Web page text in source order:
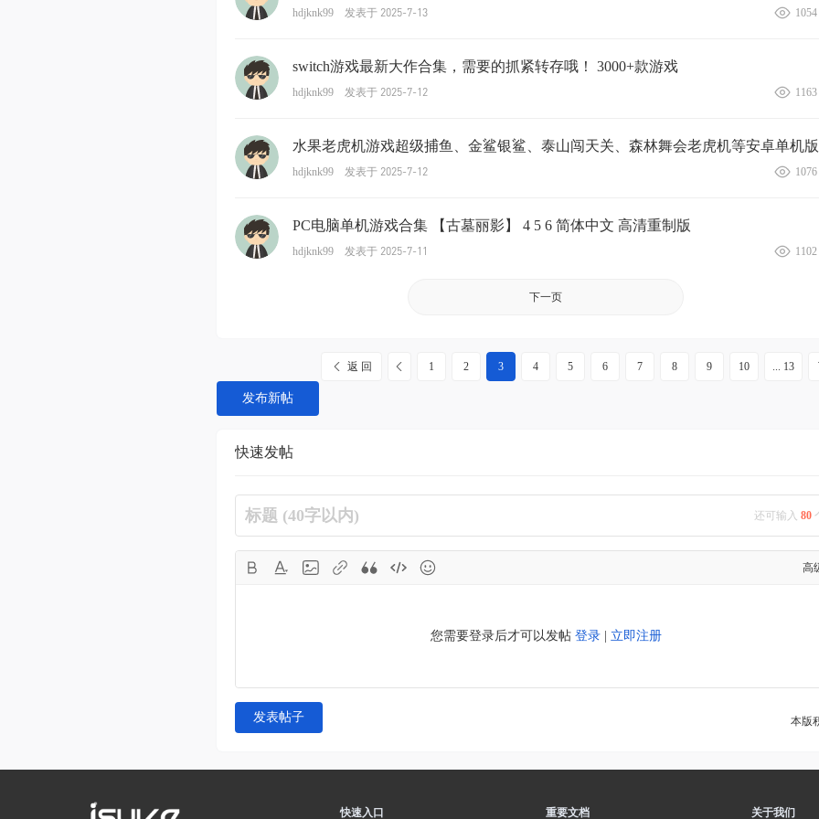
1054
hdjknk99 发表于 2025-7-13
switch游戏最新大作合集，需要的抓紧转存哦！ 3000+款游戏
1163
hdjknk99 发表于 2025-7-12
水果老虎机游戏超级捕鱼、金鲨银鲨、泰山闯天关、森林舞会老虎机等安卓单机版
1076
hdjknk99 发表于 2025-7-12
PC电脑单机游戏合集 【古墓丽影】 4 5 6 简体中文 高清重制版
1102
hdjknk99 发表于 2025-7-11
下一页
1 2 3 4 5 6 7 8 9 10 ... 13
返 回
发布新帖
快速发帖
还可输入 80
高
您需要登录后才可以发帖 登录| 立即注册
本版
发表帖子
快速入口 重要文档 关于我们